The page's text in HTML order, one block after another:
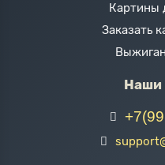
Картины
Заказать
Наши